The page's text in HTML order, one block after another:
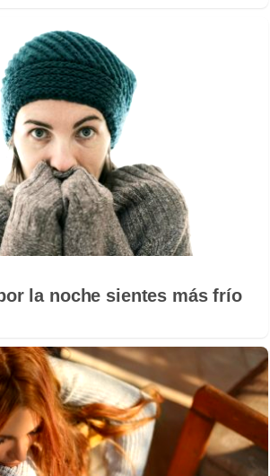
la noche sientes más frío